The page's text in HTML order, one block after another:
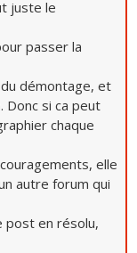
juste le
passer la
démontage, et
Donc si ca peut
chaque
elle
autre forum qui
post en résolu,